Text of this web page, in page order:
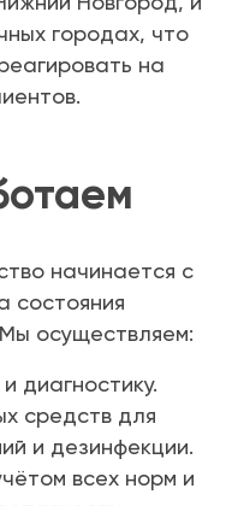
городах, что
на
начинается с
состояния
осуществляем:
диагностику.
средств для
и дезинфекции.
всех норм и